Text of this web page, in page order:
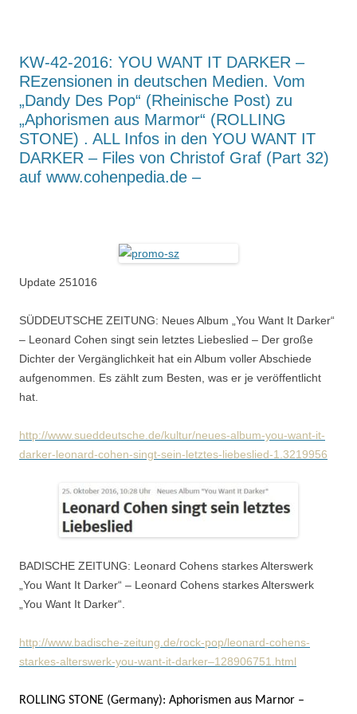
KW-42-2016: YOU WANT IT DARKER –
REzensionen in deutschen Medien. Vom
„Dandy Des Pop“ (Rheinische Post) zu
„Aphorismen aus Marmor“ (ROLLING
STONE) . ALL Infos in den YOU WANT IT
DARKER – Files von Christof Graf (Part 32)
auf www.cohenpedia.de –
Update 251016
SÜDDEUTSCHE ZEITUNG: Neues Album „You Want It Darker“
– Leonard Cohen singt sein letztes Liebeslied – Der große
Dichter der Vergänglichkeit hat ein Album voller Abschiede
aufgenommen. Es zählt zum Besten, was er je veröffentlicht
hat.
http://www.sueddeutsche.de/kultur/neues-album-you-want-it-
darker-leonard-cohen-singt-sein-letztes-liebeslied-1.3219956
BADISCHE ZEITUNG: Leonard Cohens starkes Alterswerk
„You Want It Darker“ – Leonard Cohens starkes Alterswerk
„You Want It Darker“.
http://www.badische-zeitung.de/rock-pop/leonard-cohens-
starkes-alterswerk-you-want-it-darker–128906751.html
ROLLING STONE (Germany): Aphorismen aus Marnor –